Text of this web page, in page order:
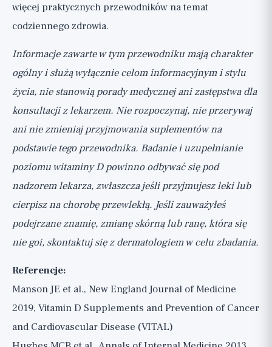
więcej praktycznych przewodników na temat
codziennego zdrowia.
Informacje zawarte w tym przewodniku mają charakter
ogólny i służą wyłącznie celom informacyjnym i stylu
życia, nie stanowią porady medycznej ani zastępstwa dla
konsultacji z lekarzem. Nie rozpoczynaj, nie przerywaj
ani nie zmieniaj przyjmowania suplementów na
podstawie tego przewodnika. Badanie i uzupełnianie
poziomu witaminy D powinno odbywać się pod
nadzorem lekarza, zwłaszcza jeśli przyjmujesz leki lub
cierpisz na chorobę przewlekłą. Jeśli zauważyłeś
podejrzane znamię, zmianę skórną lub ranę, która się
nie goi, skontaktuj się z dermatologiem w celu zbadania.
Referencje:
Manson JE et al., New England Journal of Medicine
2019, Vitamin D Supplements and Prevention of Cancer
and Cardiovascular Disease (VITAL)